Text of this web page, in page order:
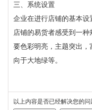
三、系统设置
企业在进行店铺的基本
店铺的易货者感受到一
要色彩明亮，主题突出
向于大地绿等。
以上内容是否已经解决您的问